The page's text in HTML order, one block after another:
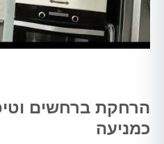
הרחקת ברחשים
כמניעה